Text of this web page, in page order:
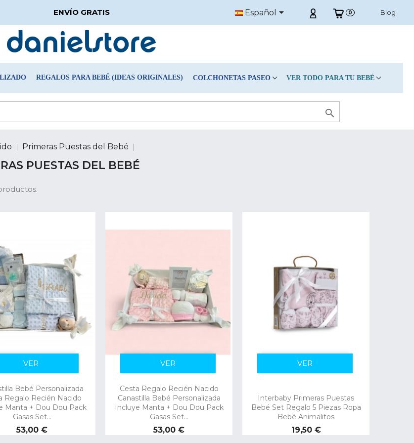
ENVÍO GRATIS Español  0 Blog
REGALOS PARA BEBÉ (IDEAS ORIGINALES) COLCHONETAS PASEO VER TODO PARA TU BEBÉ

Primeras Puestas del Bebé
PUESTAS DEL BEBÉ
Bebé Personalizada
Regalo Recién Nacido
Manta + Dou Dou Pack
Gasas Set...
Precio
53,00 €
VER
Cesta Regalo Recién Nacido
Canastilla Bebé Personalizada
Incluye Manta + Dou Dou Pack
Gasas Set...
Precio
53,00 €
VER
Interbaby Primeras Puestas
Bebé Set Regalo 5 Piezas Ropa
Bebé Animalitos
Precio
19,50 €
VER